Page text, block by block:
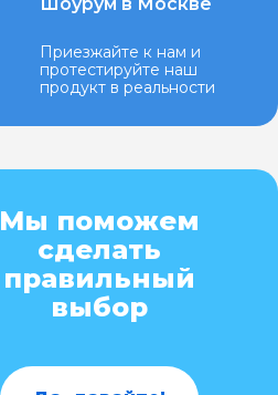
Приезжайте к нам и
протестируйте наш
продукт в реальности
Мы поможем
сделать
правильный
выбор